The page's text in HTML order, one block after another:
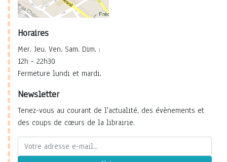
Horaires
Mer. Jeu. Ven. Sam. Dim. :
12h - 22h30
Fermeture lundi et mardi.
Newsletter
Tenez-vous au courant de l'actualité, des évènements et
des coups de cœurs de la librairie.